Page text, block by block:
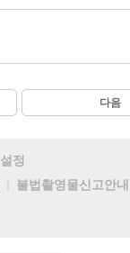
다음
설정
불법촬영물신고안내